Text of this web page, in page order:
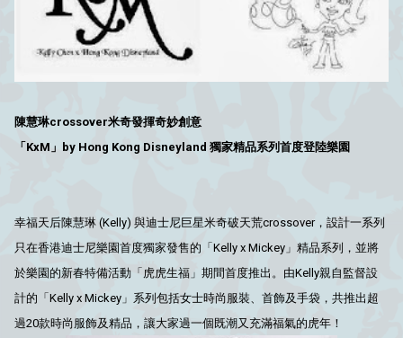
陳慧琳crossover米奇發揮奇妙創意
「KxM」by Hong Kong Disneyland 獨家精品系列首度登陸樂園
幸福天后陳慧琳 (Kelly) 與迪士尼巨星米奇破天荒crossover，設計一系列
只在香港迪士尼樂園首度獨家發售的「Kelly x Mickey」精品系列，並將
於樂園的新春特備活動「虎虎生福」期間首度推出。由Kelly親自監督設
計的「Kelly x Mickey」系列包括女士時尚服裝、首飾及手袋，共推出超
過20款時尚服飾及精品，讓大家過一個既潮又充滿福氣的虎年！